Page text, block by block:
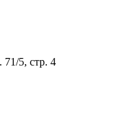
71/5, стр. 4